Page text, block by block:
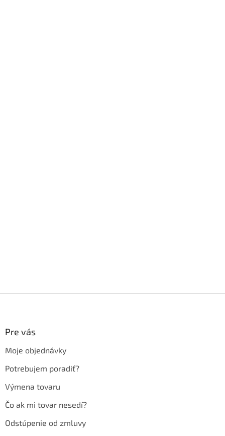
Pre vás
Moje objednávky
Potrebujem poradiť?
Výmena tovaru
Čo ak mi tovar nesedí?
Odstúpenie od zmluvy